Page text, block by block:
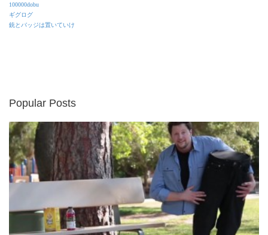
100000dobu
ギグログ
銃とバッジは置いていけ
Popular Posts